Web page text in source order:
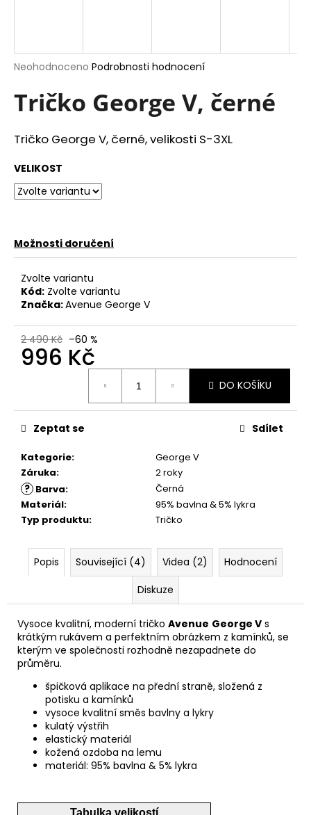
Průměrné
produktu
z
5
Neohodnoceno Podrobnosti hodnocení
Tričko George V, černé
Tričko George V, černé, velikosti S-3XL
VELIKOST
Možnosti doručení
Zvolte variantu
Kód: Zvolte variantu
Značka:Avenue George V
2 490 Kč –60 %
996 Kč
DO KOŠÍKU
Kategorie:
George V
Záruka: 2 roky
? Barva:
Černá
Materiál:
95% bavlna & 5% lykra
Typ produktu: Tričko
Zeptat se Sdílet
Popis Související (4) Videa (2)
Hodnocení
Diskuze
Vysoce kvalitní, moderní tričko Avenue George V s
krátkým rukávem a perfektním obrázkem z kamínků, se
kterým ve společnosti rozhodně nezapadnete do
průměru.
špičková aplikace na přední straně, složená z
potisku a kamínků
vysoce kvalitní směs bavlny a lykry
kulatý výstřih
elastický materiál
kožená ozdoba na lemu
materiál: 95% bavlna & 5% lykra
Tabulka velikostí
í
t
?
o
p
u
u
PÁNSKÉ
YAKUZA
TSB27018
WINNERS
ALLOVER
BLACK
667,50
Původně: